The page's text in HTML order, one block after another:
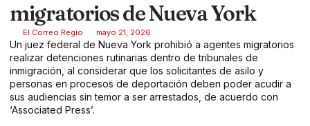
migratorios de Nueva York
El Correo Regio mayo 21, 2026
Un juez federal de Nueva York prohibió a agentes migratorios
realizar detenciones rutinarias dentro de tribunales de
inmigración, al considerar que los solicitantes de asilo y
personas en procesos de deportación deben poder acudir a
sus audiencias sin temor a ser arrestados, de acuerdo con
‘Associated Press’.